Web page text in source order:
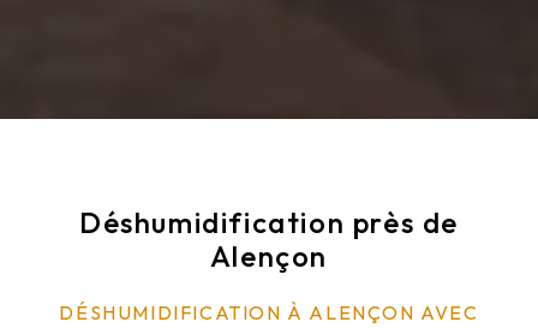
Déshumidification près de
Alençon
DÉSHUMIDIFICATION À ALENÇON AVEC